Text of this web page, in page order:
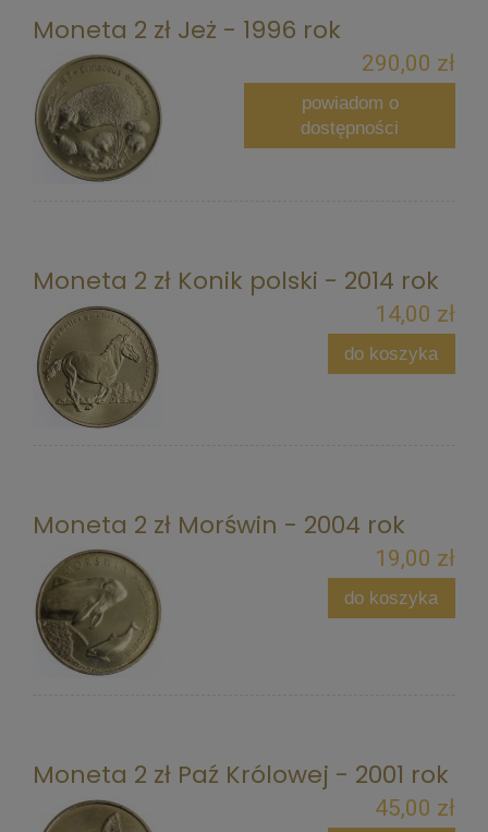
Moneta 2 zł Jeż - 1996 rok
290,00 zł
powiadom o
dostępności
Moneta 2 zł Konik polski - 2014 rok
14,00 zł
do koszyka
Moneta 2 zł Morświn - 2004 rok
19,00 zł
do koszyka
Moneta 2 zł Paź Królowej - 2001 rok
45,00 zł